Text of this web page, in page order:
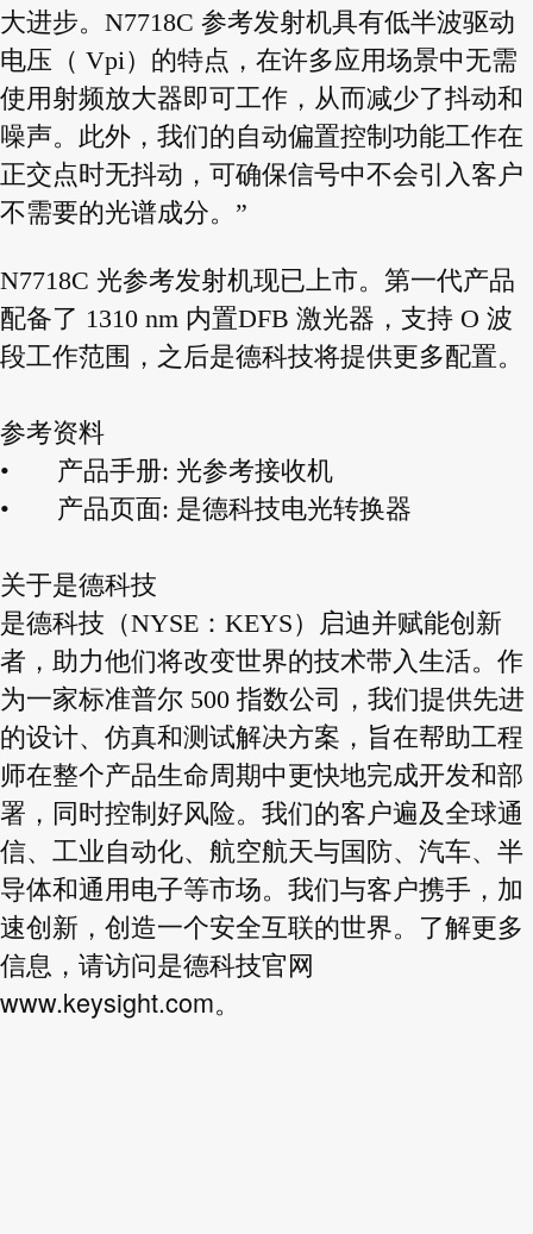
大进步。N7718C 参考发射机具有低半波驱动
电压（ Vpi）的特点，在许多应用场景中无需
使用射频放大器即可工作，从而减少了抖动和
噪声。此外，我们的自动偏置控制功能工作在
正交点时无抖动，可确保信号中不会引入客户
不需要的光谱成分。”
N7718C 光参考发射机现已上市。第一代产品
配备了 1310 nm 内置DFB 激光器，支持 O 波
段工作范围，之后是德科技将提供更多配置。
参考资料
•
产品手册: 光参考接收机
•
产品页面: 是德科技电光转换器
关于是德科技
是德科技（NYSE：KEYS）启迪并赋能创新
者，助力他们将改变世界的技术带入生活。作
为一家标准普尔 500 指数公司，我们提供先进
的设计、仿真和测试解决方案，旨在帮助工程
师在整个产品生命周期中更快地完成开发和部
署，同时控制好风险。我们的客户遍及全球通
信、工业自动化、航空航天与国防、汽车、半
导体和通用电子等市场。我们与客户携手，加
速创新，创造一个安全互联的世界。了解更多
信息，请访问是德科技官网
www.keysight.com。